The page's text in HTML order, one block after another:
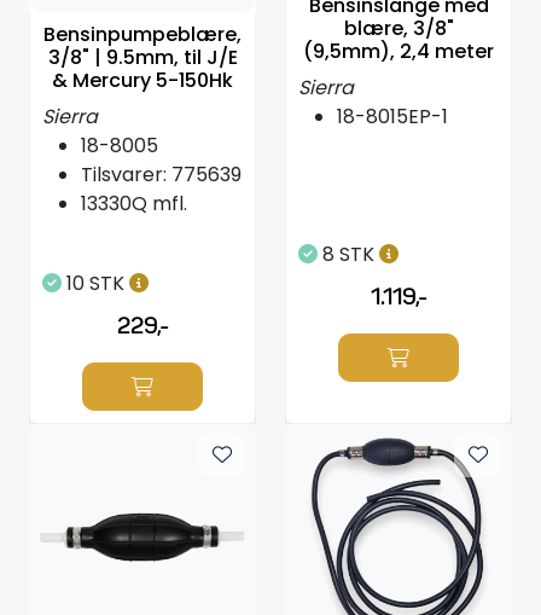
Bensinpumpeblære,
3/8" | 9.5mm, til J/E
& Mercury 5-150Hk
Sierra
18-8005
Tilsvarer: 775639
13330Q mfl.
10 STK
229,-
Bensinslange med
blære, 3/8"
(9,5mm), 2,4 meter
Sierra
18-8015EP-1
8 STK
1.119,-
Styring/kontroll
Verktøy
Outlet
Anoder
Brannslukkere
Propeller